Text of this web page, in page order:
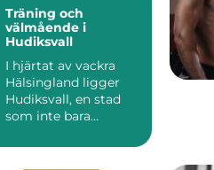
Träning och
välmående i
Hudiksvall
I hjärtat av vackra
Hälsingland ligger
Hudiksvall, en stad
som inte bara